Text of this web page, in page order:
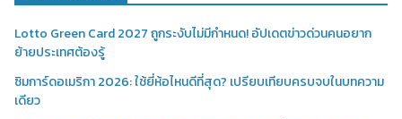
Lotto Green Card 2027 ถูกระงับไม่มีกำหนด! อัปเดตข่าวด่วนคนอยาก
ย้ายประเทศต้องรู้
ซิมการ์ดอเมริกา 2026: ใช้ยี่ห้อไหนดีที่สุด? เปรียบเทียบครบจบในบทความ
เดียว